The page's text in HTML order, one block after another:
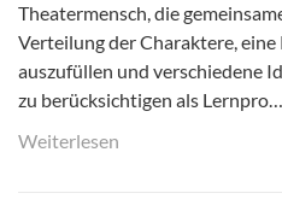
Theatermensch, die
Verteilung der Charaktere, eine
auszufüllen und verschiedene
zu berücksichtigen als Lernpro…
Weiterlesen